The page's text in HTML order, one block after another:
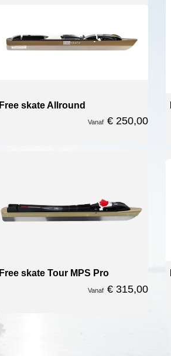
Free skate Allround
Vanaf € 250,00
Free skate Tour MPS Pro
Vanaf € 315,00